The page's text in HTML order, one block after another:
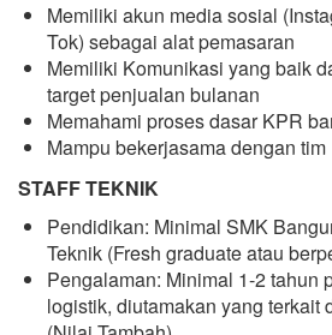
Memiliki akun media sosial
Tok) sebagai alat pemasaran
Memiliki Komunikasi yang baik
target penjualan bulanan
Memahami proses dasar KPR
Mampu bekerjasama dengan tim
STAFF TEKNIK
Pendidikan: Minimal SMK
Teknik (Fresh graduate atau
Pengalaman: Minimal 1-2 tahun
logistik, diutamakan yang terkait